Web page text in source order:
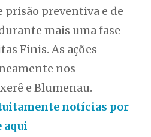
prisão preventiva e de
mais uma fase
Finis. As ações
nos
e Blumenau.
notícias por
aqui